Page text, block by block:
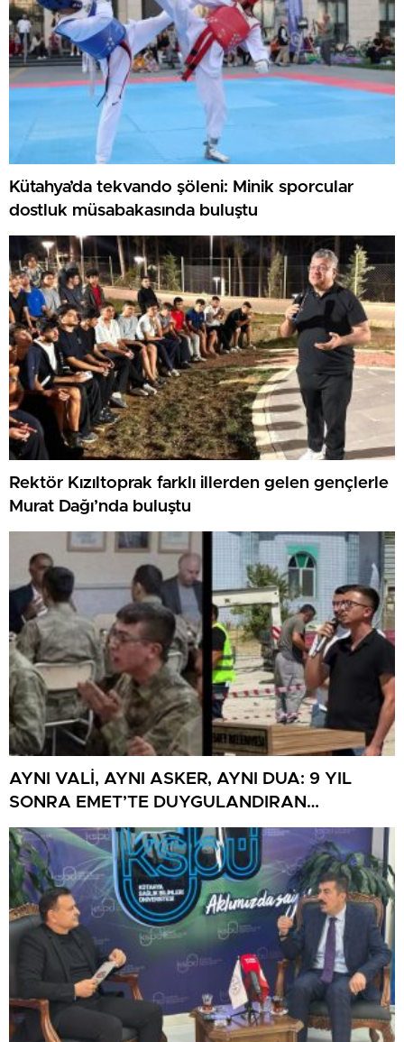
Kütahya’da tekvando şöleni: Minik sporcular
dostluk müsabakasında buluştu
Rektör Kızıltoprak farklı illerden gelen gençlerle
Murat Dağı’nda buluştu
AYNI VALİ, AYNI ASKER, AYNI DUA: 9 YIL
SONRA EMET’TE DUYGULANDIRAN
BULUŞMA